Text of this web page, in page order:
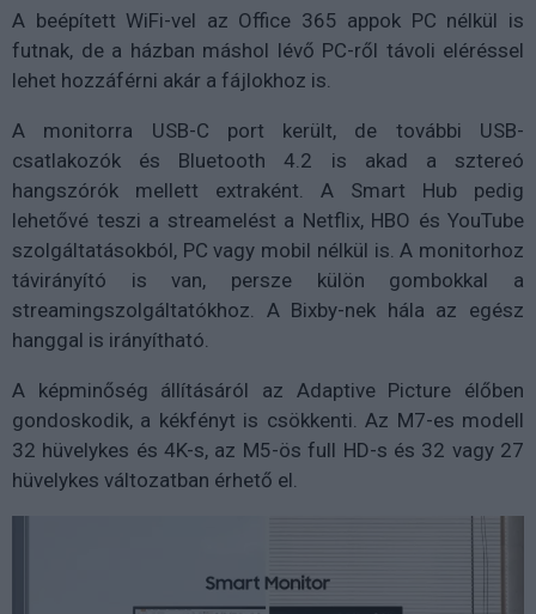
A beépített WiFi-vel az Office 365 appok PC nélkül is
futnak, de a házban máshol lévő PC-ről távoli eléréssel
lehet hozzáférni akár a fájlokhoz is.
A monitorra USB-C port került, de további USB-
csatlakozók és Bluetooth 4.2 is akad a sztereó
hangszórók mellett extraként. A Smart Hub pedig
lehetővé teszi a streamelést a Netflix, HBO és YouTube
szolgáltatásokból, PC vagy mobil nélkül is. A monitorhoz
távirányító is van, persze külön gombokkal a
streamingszolgáltatókhoz. A Bixby-nek hála az egész
hanggal is irányítható.
A képminőség állításáról az Adaptive Picture élőben
gondoskodik, a kékfényt is csökkenti. Az M7-es modell
32 hüvelykes és 4K-s, az M5-ös full HD-s és 32 vagy 27
hüvelykes változatban érhető el.